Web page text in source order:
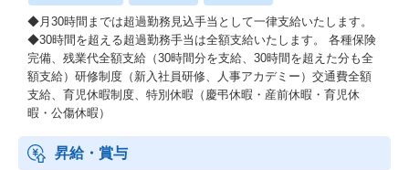
◆月30時間までは超過勤務見込手当として一律支給いたします。
◆30時間を超える超過勤務手当は全額支給いたします。 各種保険
完備、残業代全額支給（30時間分を支給、30時間を超えた分も全
額支給）研修制度（新入社員研修、人事アカデミー）交通費全額
支給、育児休暇制度、特別休暇（慶弔休暇・産前休暇・育児休
暇・公傷休暇）
昇給・賞与